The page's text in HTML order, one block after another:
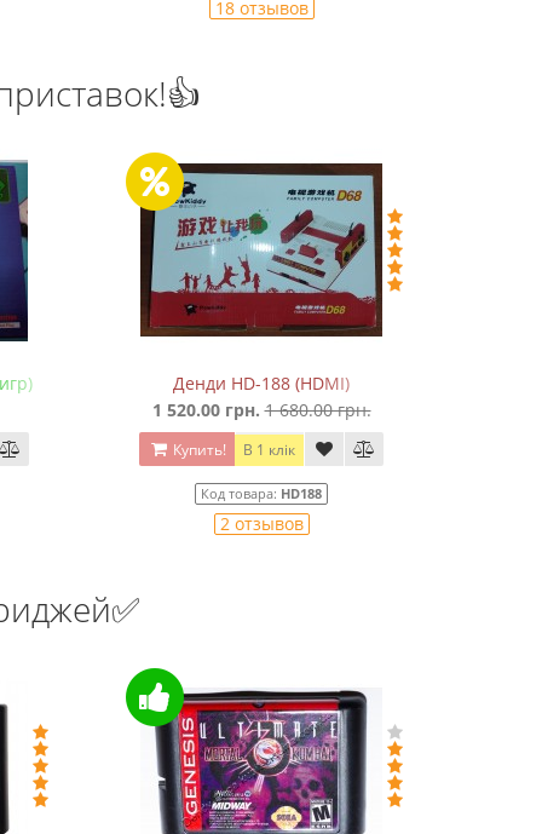
18 отзывов
Денди HD-188 (HDMI)
1 520.00 грн. 1 680.00 грн.
Купить! В 1 клік
Код товара: HD188
2 отзывов